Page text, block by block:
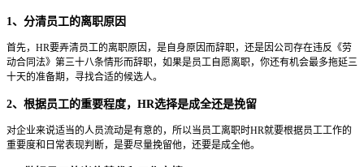
1、分清员工的离职原因
首先，HR要弄清员工的离职原因，是自身原因而辞职，还是因公司存在违反《劳
动合同法》第三十八条情形而辞职，如果是员工自愿离职，你还有机会最多拖延三
十天的准备期，寻找合适的候选人。
2、根据员工的重要程度，HR选择是成全还是挽留
对企业来说适当的人员流动是有意的，所以当员工离职时HR就要根据员工工作的
重要度和日常表现判断，是要尽量挽留他，还要是成全他。